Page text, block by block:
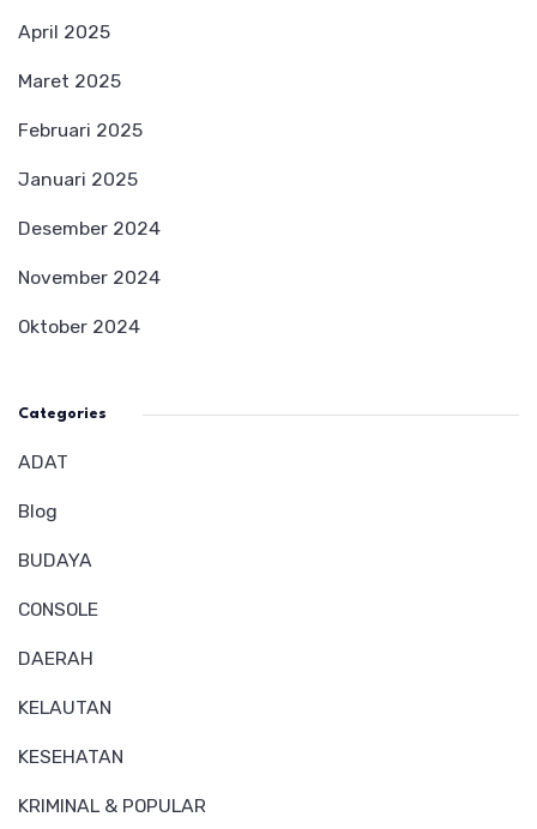
April 2025
Maret 2025
Februari 2025
Januari 2025
Desember 2024
November 2024
Oktober 2024
Categories
ADAT
Blog
BUDAYA
CONSOLE
DAERAH
KELAUTAN
KESEHATAN
KRIMINAL & POPULAR